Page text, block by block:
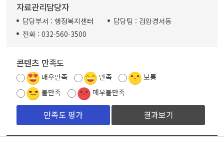
자료관리담당자
담당부서 : 행정복지센터 담당팀 : 검암경서동
전화 : 032-560-3500
콘텐츠 만족도
매우만족 만족
보통
불만족
매우불만족
결과보기